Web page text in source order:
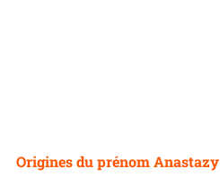
Origines du prénom Anastazy